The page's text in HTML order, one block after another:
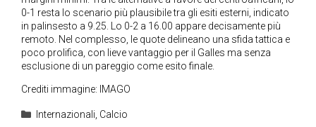
0-1 resta lo scenario più plausibile tra gli esiti esterni, indicato
in palinsesto a 9.25. Lo 0-2 a 16.00 appare decisamente più
remoto. Nel complesso, le quote delineano una sfida tattica e
poco prolifica, con lieve vantaggio per il Galles ma senza
esclusione di un pareggio come esito finale.
Crediti immagine: IMAGO
Categorie
Internazionali, Calcio